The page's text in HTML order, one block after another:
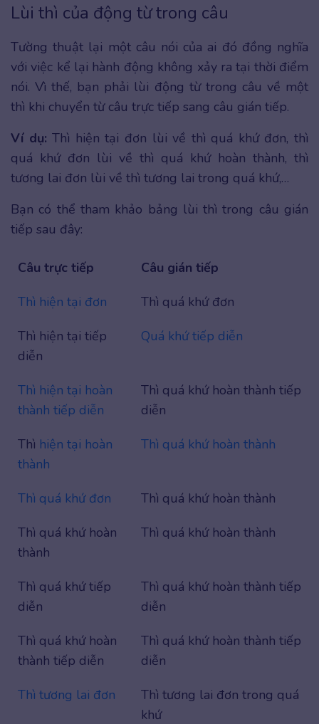
Lùi thì của động từ trong câu
Tường thuật lại một câu nói của ai đó đồng nghĩa
với việc kể lại hành động không xảy ra tại thời điểm
nói. Vì thế, bạn phải lùi động từ trong câu về một
thì khi chuyển từ câu trực tiếp sang câu gián tiếp.
Ví dụ:Thì hiện tại đơn lùi về thì quá khứ đơn, thì
quá khứ đơn lùi về thì quá khứ hoàn thành, thì
tương lai đơn lùi về thì tương lai trong quá khứ,…
Bạn có thể tham khảo bảng lùi thì trong câu gián
tiếp sau đây:
Câu trực tiếp
Câu gián tiếp
Thì hiện tại đơn
Thì quá khứ đơn
Thì hiện tại tiếp
diễn
Quá khứ tiếp diễn
Thì hiện tại hoàn
thành tiếp diễn
Thì quá khứ hoàn thành tiếp
diễn
Thì hiện tại hoàn
thành
Thì quá khứ hoàn thành
Thì quá khứ đơn
Thì quá khứ hoàn thành
Thì quá khứ hoàn
thành
Thì quá khứ hoàn thành
Thì quá khứ tiếp
diễn
Thì quá khứ hoàn thành tiếp
diễn
Thì quá khứ hoàn
thành tiếp diễn
Thì quá khứ hoàn thành tiếp
diễn
Thì tương lai đơn
Thì tương lai đơn trong quá
khứ